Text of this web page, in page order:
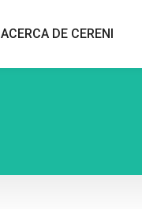
ACERCA DE CERENI